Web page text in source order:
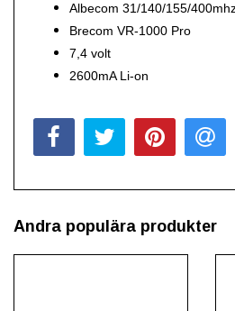
Albecom 31/140/155/
Brecom VR-1000 Pro
7,4 volt
2600mA Li-on
Andra populära produkter